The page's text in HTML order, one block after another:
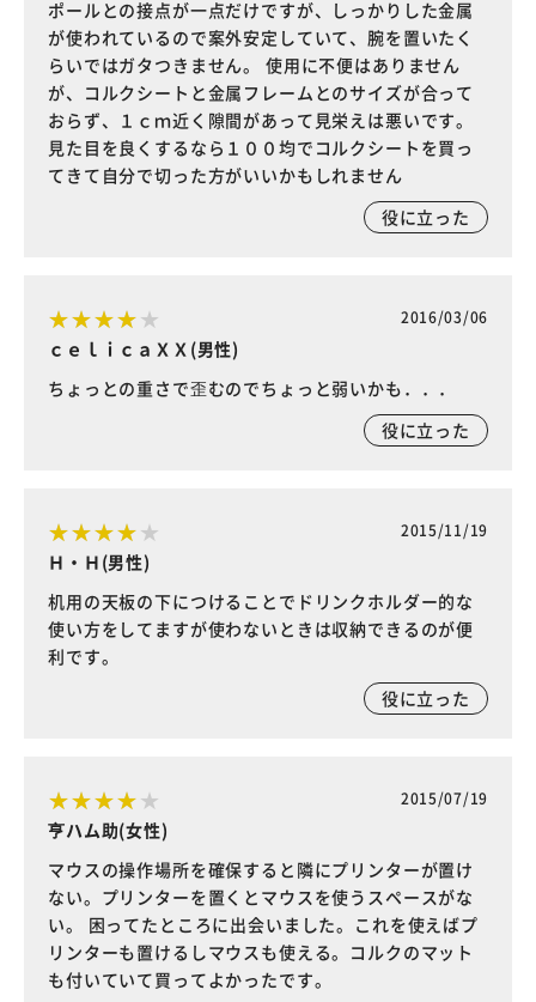
ポールとの接点が一点だけですが、しっかりした金属
が使われているので案外安定していて、腕を置いたく
らいではガタつきません。 使用に不便はありません
が、コルクシートと金属フレームとのサイズが合って
おらず、１ｃｍ近く隙間があって見栄えは悪いです。
見た目を良くするなら１００均でコルクシートを買っ
てきて自分で切った方がいいかもしれません
役に立った
2016/03/06
ｃｅｌｉｃａＸＸ(男性)
ちょっとの重さで歪むのでちょっと弱いかも．．．
役に立った
2015/11/19
Ｈ・Ｈ(男性)
机用の天板の下につけることでドリンクホルダー的な
使い方をしてますが使わないときは収納できるのが便
利です。
役に立った
2015/07/19
亨ハム助(女性)
マウスの操作場所を確保すると隣にプリンターが置け
ない。プリンターを置くとマウスを使うスペースがな
い。 困ってたところに出会いました。これを使えばプ
リンターも置けるしマウスも使える。コルクのマット
も付いていて買ってよかったです。